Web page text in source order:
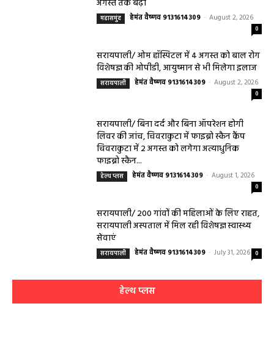
अगस्त तक बढ़ी
महासमुंद हेमंत वैष्णव 9131614309 - August 2, 2026
0
सरायपाली/ ओम हॉस्पिटल में 4 अगस्त को बाल रोग
विशेषज्ञ की ओपीडी, आयुष्मान से भी मिलेगा इलाज
सरायपाली हेमंत वैष्णव 9131614309 - August 2, 2026
0
सरायपाली/ बिना दर्द और बिना ऑपरेशन होगी
लिवर की जांच, चिवराकुटा में फाइब्रो स्कैन कैंप
चिवराकुटा में 2 अगस्त को लगेगा अत्याधुनिक
फाइब्रो स्कैन...
हेल्थ प्लस हेमंत वैष्णव 9131614309 - August 1, 2026
0
सरायपाली/ 200 गांवों की महिलाओं के लिए राहत,
सरायपाली अस्पताल में मिल रही विशेषज्ञ स्वास्थ्य
सेवाएं
सरायपाली हेमंत वैष्णव 9131614309 - July 31, 2026 0
हेल्थ प्लस